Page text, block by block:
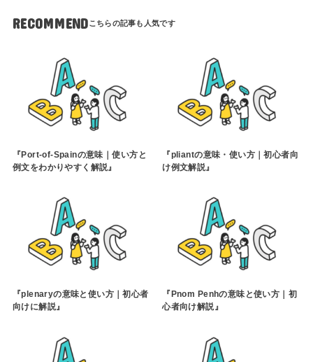
RECOMMEND
『Port-of-Spainの意味｜使い方と
例文をわかりやすく解説』
『pliantの意味・使い方｜初心者向
け例文解説』
『plenaryの意味と使い方｜初心者
向けに解説』
『Pnom Penhの意味と使い方｜初
心者向け解説』